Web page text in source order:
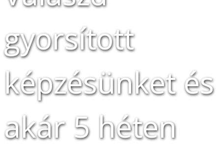
gyorsított
képzésünket és
akár 5 héten